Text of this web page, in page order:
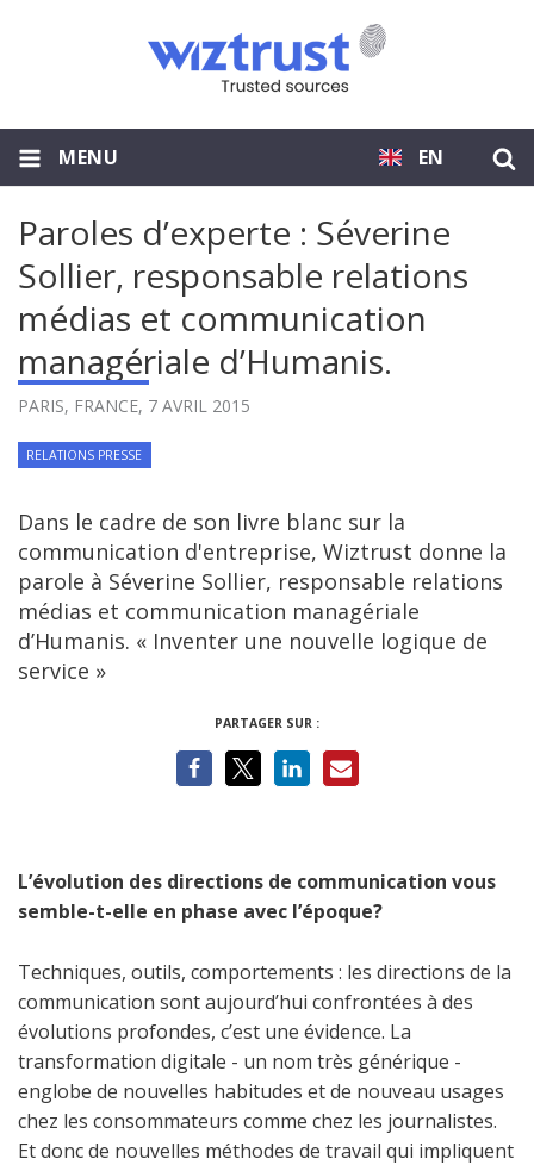
EN
MENU
Paroles d’experte : Séverine
Sollier, responsable relations
médias et communication
managériale d’Humanis.
PARIS, FRANCE, 7 AVRIL 2015
RELATIONS PRESSE
Dans le cadre de son livre blanc sur la
communication d'entreprise, Wiztrust donne la
parole à Séverine Sollier, responsable relations
médias et communication managériale
d’Humanis. « Inventer une nouvelle logique de
service »
PARTAGER SUR :
L’évolution des directions de communication vous
semble-t-elle en phase avec l’époque?
Techniques, outils, comportements : les directions de la
communication sont aujourd’hui confrontées à des
évolutions profondes, c’est une évidence. La
transformation digitale - un nom très générique -
englobe de nouvelles habitudes et de nouveau usages
chez les consommateurs comme chez les journalistes.
Et donc de nouvelles méthodes de travail qui impliquent